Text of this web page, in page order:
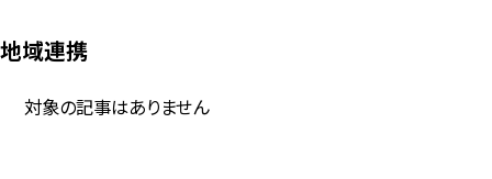
地域連携
対象の記事はありません